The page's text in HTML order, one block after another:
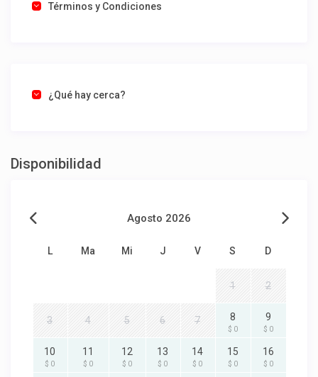
Términos y Condiciones
¿Qué hay cerca?
Disponibilidad
Agosto 2026
L Ma Mi J V S D
1 2
3 4 5 6 7 8
$ 0
9
$ 0
10
$ 0
11
$ 0
12
$ 0
13
$ 0
14
$ 0
15
$ 0
16
$ 0